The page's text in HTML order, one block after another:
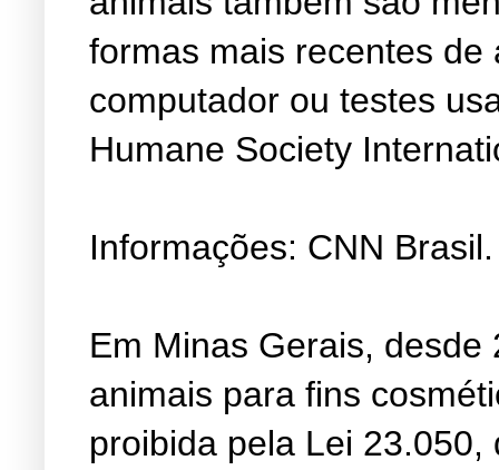
formas mais recentes
computador ou testes
Humane Society
Informações: CNN Brasil.
Em Minas Gerais,
animais para fins
proibida pela Lei